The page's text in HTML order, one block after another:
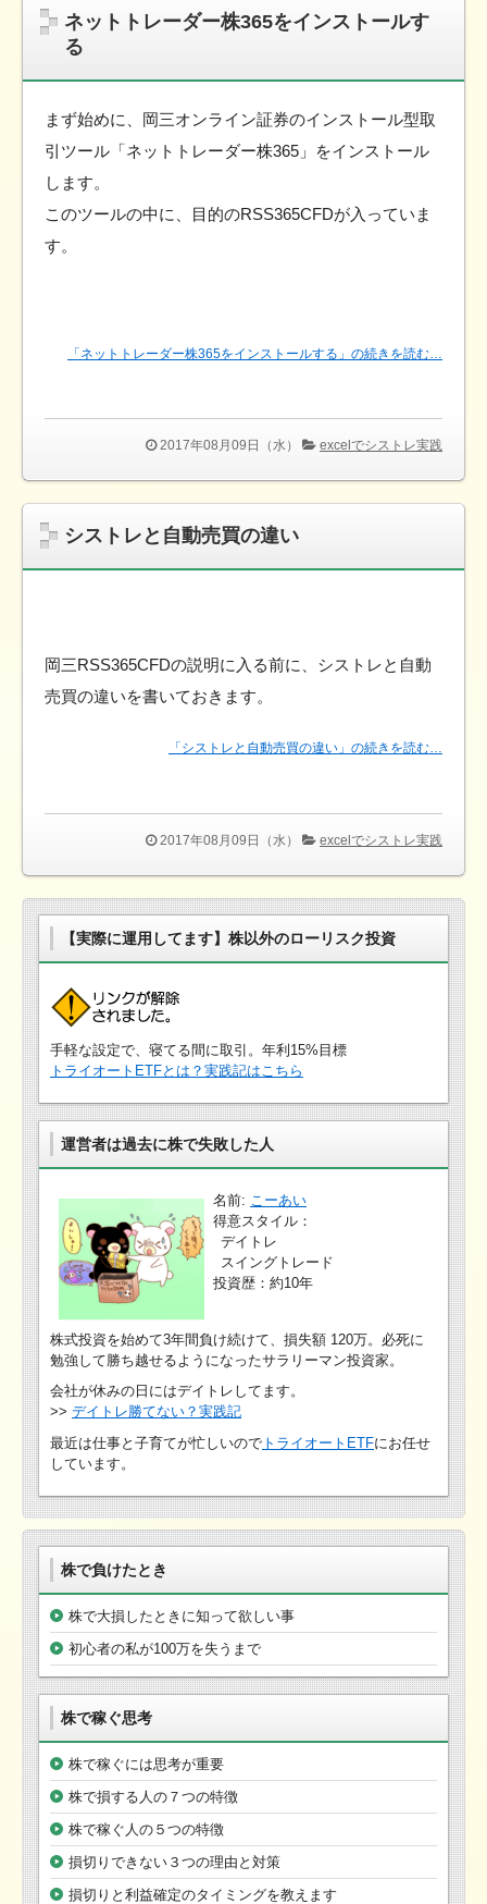
ネットトレーダー株365をインストールす
る
まず始めに、岡三オンライン証券のインストール型取
引ツール「ネットトレーダー株365」をインストール
します。
このツールの中に、目的のRSS365CFDが入っていま
す。
「ネットトレーダー株365をインストールする」の続きを読む…
2017年08月09日（水） excelでシストレ実践
シストレと自動売買の違い
岡三RSS365CFDの説明に入る前に、シストレと自動
売買の違いを書いておきます。
「シストレと自動売買の違い」の続きを読む…
2017年08月09日（水） excelでシストレ実践
【実際に運用してます】株以外のローリスク投資
手軽な設定で、寝てる間に取引。年利15%目標
トライオートETFとは？実践記はこちら
運営者は過去に株で失敗した人
名前: こーあい
得意スタイル：
デイトレ
スイングトレード
投資歴：約10年
株式投資を始めて3年間負け続けて、損失額 120万。必死に
勉強して勝ち越せるようになったサラリーマン投資家。
会社が休みの日にはデイトレしてます。
>> デイトレ勝てない？実践記
最近は仕事と子育てが忙しいので トライオートETFにお任せ
しています。
株で負けたとき
株で大損したときに知って欲しい事
初心者の私が100万を失うまで
株で稼ぐ思考
株で稼ぐには思考が重要
株で損する人の７つの特徴
株で稼ぐ人の５つの特徴
損切りできない３つの理由と対策
損切りと利益確定のタイミングを教えます